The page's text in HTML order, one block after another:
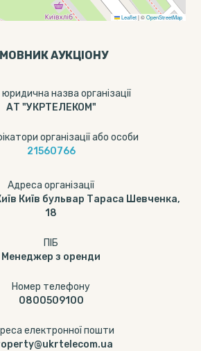
Leaflet |©OpenStreetMap
АУКЦІОНУ
назва організації
АТ "УКРТЕЛЕКОМ"
організації або особи
21560766
Адреса організації
Київ бульвар Тараса Шевченка,
18
ПІБ
Менеджер з оренди
Номер телефону
0800509100
електронної пошти